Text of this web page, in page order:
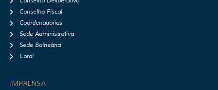
Conselho Fiscal
Coordenadorias
Sede Administrativa
Sede Balneária
Coral
IMPRENSA